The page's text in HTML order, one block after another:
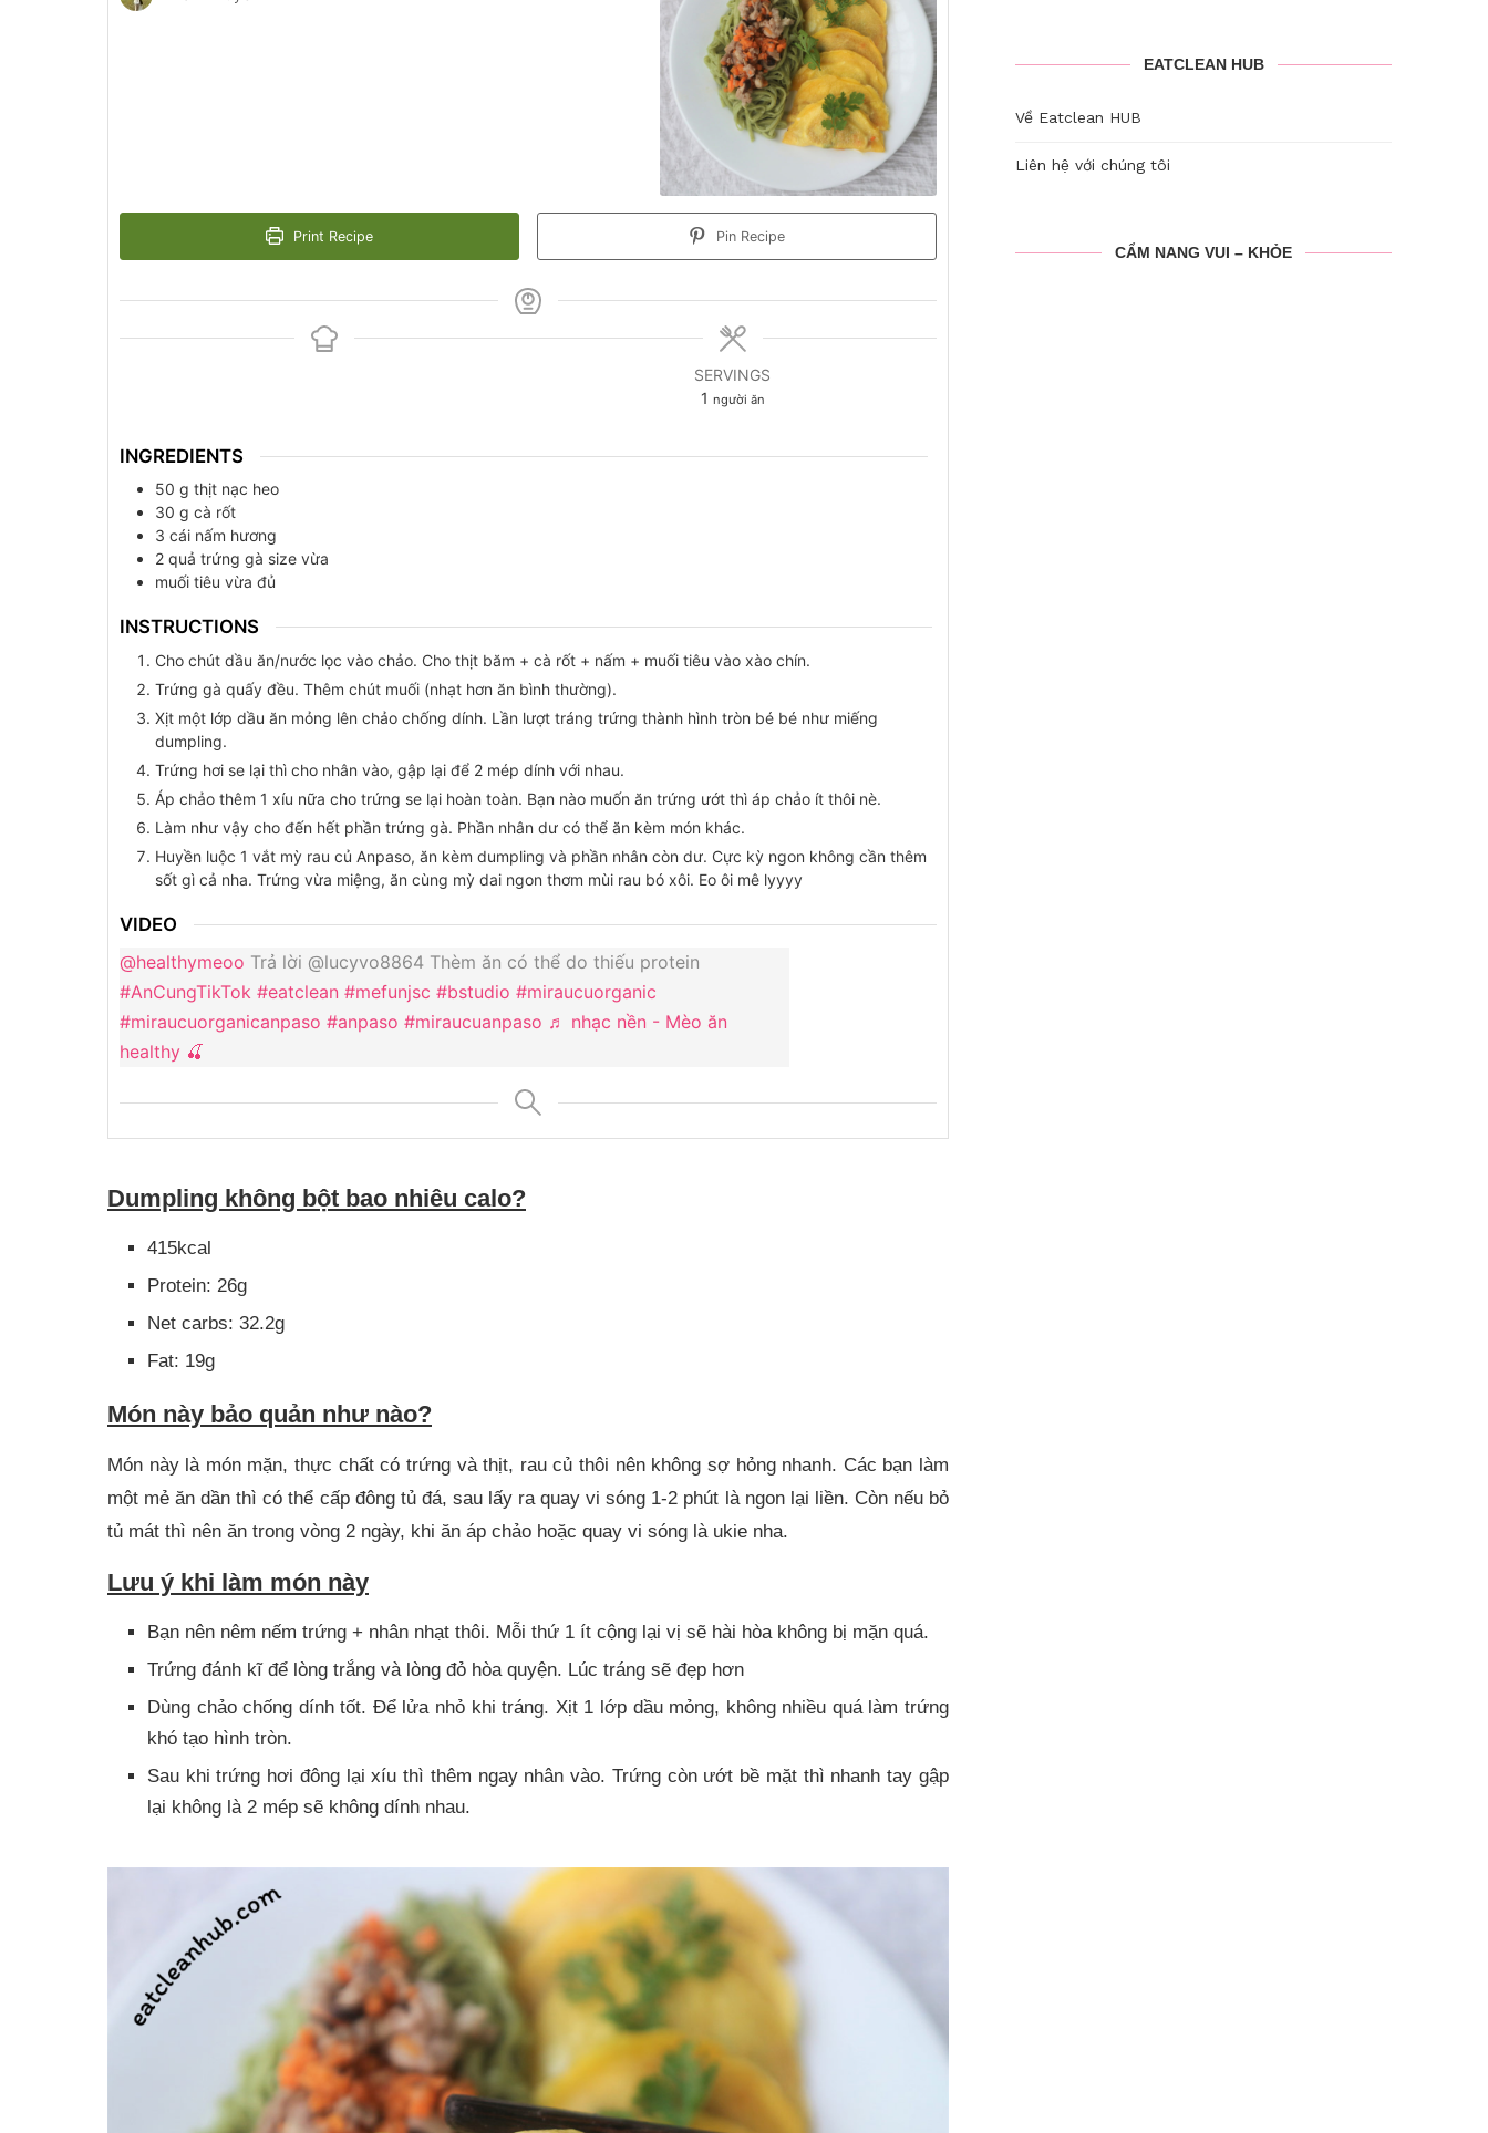
Print Recipe Pin Recipe
SERVINGS
1 người ăn
INGREDIENTS
50 g thịt nạc heo
30 g cà rốt
3 cái nấm hương
2 quả trứng gà size vừa
muối tiêu vừa đủ
INSTRUCTIONS
Cho chút dầu ăn/nước lọc vào chảo. Cho thịt băm + cà rốt + nấm + muối tiêu vào xào chín.
Trứng gà quấy đều. Thêm chút muối (nhạt hơn ăn bình thường).
Xịt một lớp dầu ăn mỏng lên chảo chống dính. Lần lượt tráng trứng thành hình tròn bé bé như miếng
dumpling.
Trứng hơi se lại thì cho nhân vào, gập lại để 2 mép dính với nhau.
Áp chảo thêm 1 xíu nữa cho trứng se lại hoàn toàn. Bạn nào muốn ăn trứng ướt thì áp chảo ít thôi nè.
Làm như vậy cho đến hết phần trứng gà. Phần nhân dư có thể ăn kèm món khác.
Huyền luộc 1 vắt mỳ rau củ Anpaso, ăn kèm dumpling và phần nhân còn dư. Cực kỳ ngon không cần thêm
sốt gì cả nha. Trứng vừa miệng, ăn cùng mỳ dai ngon thơm mùi rau bó xôi. Eo ôi mê lyyyy
VIDEO
@healthymeoo Trả lời @lucyvo8864 Thèm ăn có thể do thiếu protein
#AnCungTikTok #eatclean #mefunjsc #bstudio #miraucuorganic
#miraucuorganicanpaso #anpaso #miraucuanpaso ♬ nhạc nền - Mèo ăn
healthy 🍒
Dumpling không bột bao nhiêu calo?
415kcal
Protein: 26g
Net carbs: 32.2g
Fat: 19g
Món này bảo quản như nào?
Món này là món mặn, thực chất có trứng và thịt, rau củ thôi nên không sợ hỏng nhanh. Các bạn làm
một mẻ ăn dần thì có thể cấp đông tủ đá, sau lấy ra quay vi sóng 1-2 phút là ngon lại liền. Còn nếu bỏ
tủ mát thì nên ăn trong vòng 2 ngày, khi ăn áp chảo hoặc quay vi sóng là ukie nha.
Lưu ý khi làm món này
Bạn nên nêm nếm trứng + nhân nhạt thôi. Mỗi thứ 1 ít cộng lại vị sẽ hài hòa không bị mặn quá.
Trứng đánh kĩ để lòng trắng và lòng đỏ hòa quyện. Lúc tráng sẽ đẹp hơn
Dùng chảo chống dính tốt. Để lửa nhỏ khi tráng. Xịt 1 lớp dầu mỏng, không nhiều quá làm trứng
khó tạo hình tròn.
Sau khi trứng hơi đông lại xíu thì thêm ngay nhân vào. Trứng còn ướt bề mặt thì nhanh tay gập
lại không là 2 mép sẽ không dính nhau.
EATCLEAN HUB
Về Eatclean HUB
Liên hệ với chúng tôi
CẨM NANG VUI – KHỎE